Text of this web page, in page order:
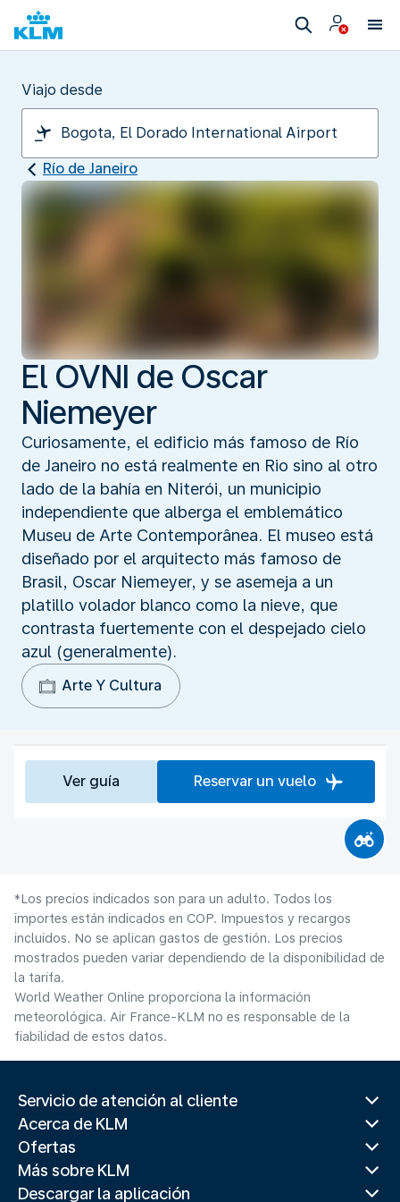
Viajo desde
Río de Janeiro
El OVNI de Oscar
Niemeyer
Curiosamente, el edificio más famoso de Río
de Janeiro no está realmente en Rio sino al otro
lado de la bahía en Niterói, un municipio
independiente que alberga el emblemático
Museu de Arte Contemporânea. El museo está
diseñado por el arquitecto más famoso de
Brasil, Oscar Niemeyer, y se asemeja a un
platillo volador blanco como la nieve, que
contrasta fuertemente con el despejado cielo
azul (generalmente).
Arte Y Cultura
Ver guía Reservar un vuelo
*Los precios indicados son para un adulto. Todos los
importes están indicados en COP. Impuestos y recargos
incluidos. No se aplican gastos de gestión. Los precios
mostrados pueden variar dependiendo de la disponibilidad de
la tarifa.
World Weather Online proporciona la información
meteorológica. Air France-KLM no es responsable de la
fiabilidad de estos datos.
Servicio de atención al cliente
Acerca de KLM
Ofertas
Más sobre KLM
Descargar la aplicación